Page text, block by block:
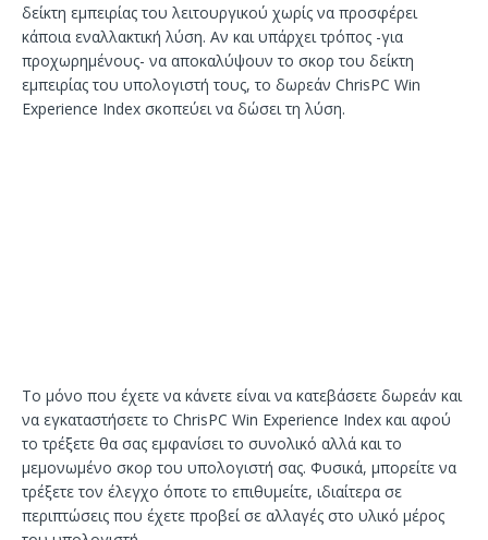
δείκτη εμπειρίας του λειτουργικού χωρίς να προσφέρει
κάποια εναλλακτική λύση. Αν και υπάρχει τρόπος -για
προχωρημένους- να αποκαλύψουν το σκορ του δείκτη
εμπειρίας του υπολογιστή τους, το δωρεάν ChrisPC Win
Experience Index σκοπεύει να δώσει τη λύση.
Το μόνο που έχετε να κάνετε είναι να κατεβάσετε δωρεάν και
να εγκαταστήσετε το ChrisPC Win Experience Index και αφού
το τρέξετε θα σας εμφανίσει το συνολικό αλλά και το
μεμονωμένο σκορ του υπολογιστή σας. Φυσικά, μπορείτε να
τρέξετε τον έλεγχο όποτε το επιθυμείτε, ιδιαίτερα σε
περιπτώσεις που έχετε προβεί σε αλλαγές στο υλικό μέρος